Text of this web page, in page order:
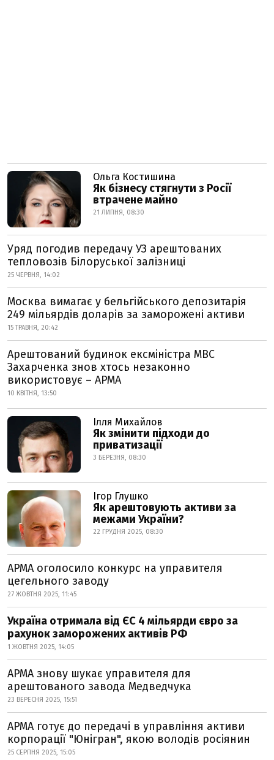
Ольга Костишина
Як бізнесу стягнути з Росії
втрачене майно
21 ЛИПНЯ, 08:30
Уряд погодив передачу УЗ арештованих
тепловозів Білоруської залізниці
25 ЧЕРВНЯ, 14:02
Москва вимагає у бельгійського депозитарія
249 мільярдів доларів за заморожені активи
15 ТРАВНЯ, 20:42
Арештований будинок ексміністра МВС
Захарченка знов хтось незаконно
використовує – АРМА
10 КВІТНЯ, 13:50
Ілля Михайлов
Як змінити підходи до
приватизації
3 БЕРЕЗНЯ, 08:30
Ігор Глушко
Як арештовують активи за
межами України?
22 ГРУДНЯ 2025, 08:30
АРМА оголосило конкурс на управителя
цегельного заводу
27 ЖОВТНЯ 2025, 11:45
Україна отримала від ЄС 4 мільярди євро за
рахунок заморожених активів РФ
1 ЖОВТНЯ 2025, 14:05
АРМА знову шукає управителя для
арештованого завода Медведчука
23 ВЕРЕСНЯ 2025, 15:51
АРМА готує до передачі в управління активи
корпорації "Юнігран", якою володів росіянин
25 СЕРПНЯ 2025, 15:05